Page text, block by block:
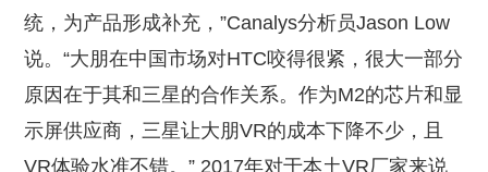
统，为产品形成补充，”Canalys分析员Jason Low
说。“大朋在中国市场对HTC咬得很紧，很大一部分
原因在于其和三星的合作关系。作为M2的芯片和显
示屏供应商，三星让大朋VR的成本下降不少，且
VR体验水准不错。” 2017年对于本土VR厂家来说